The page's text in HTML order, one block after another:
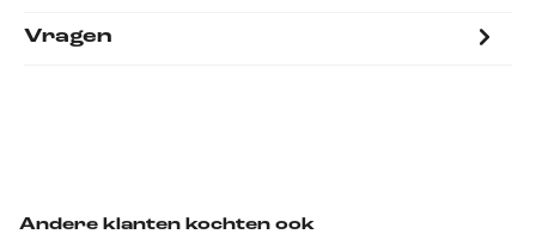
Vragen
Andere klanten kochten ook